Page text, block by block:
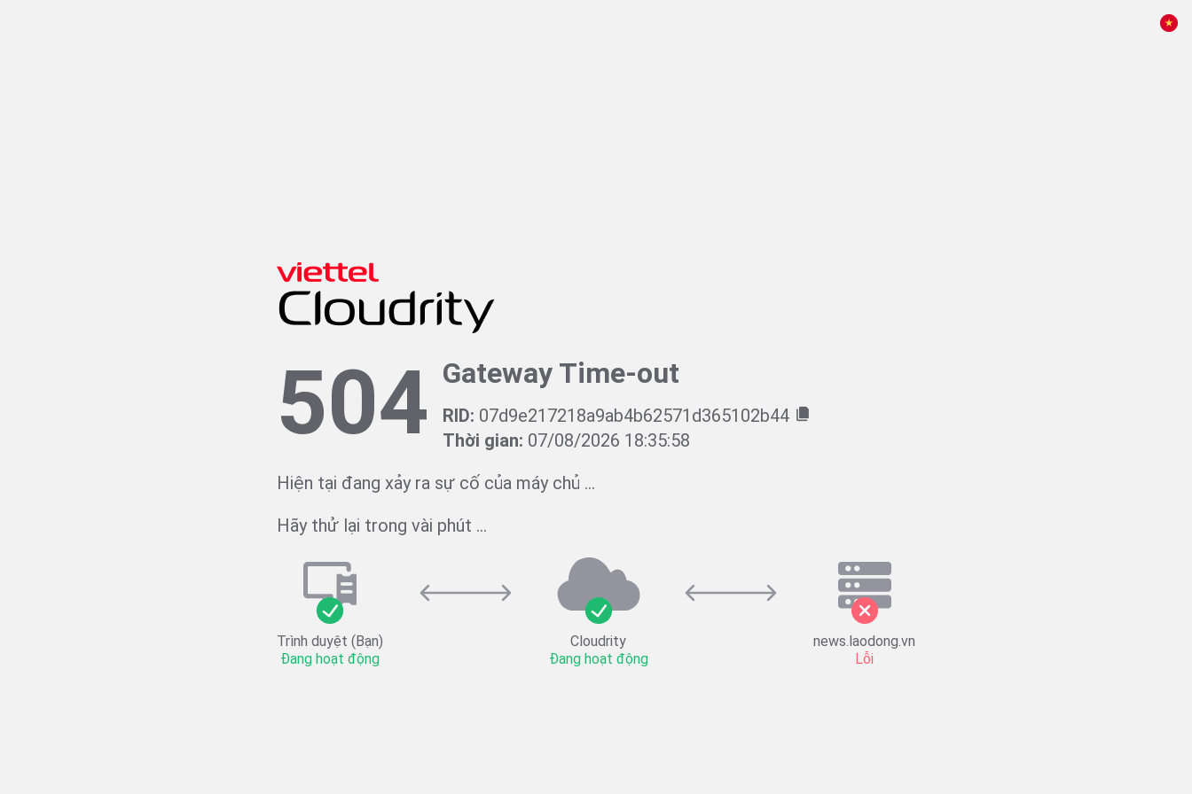
504 Gateway Time-out
RID: 07d9e217218a9ab4b62571d365102b44
Thời gian: 07/08/2026 18:35:58
Hiện tại đang xảy ra sự cố của máy chủ ...
Hãy thử lại trong vài phút ...
Trình duyệt (Bạn)
Đang hoạt động
Cloudrity
Đang hoạt động
news.laodong.vn
Lỗi